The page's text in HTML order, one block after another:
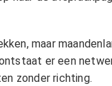
maar
er een
zonder richting.